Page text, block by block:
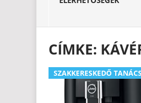
CÍMKE:
SZAKKERESKEDŐ